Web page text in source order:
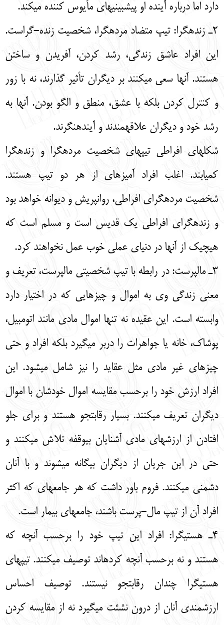
دارد اما درباره آینده او پیشبینیهای مأیوس کننده میکند.
2ـ زندهگرا: تیپ متضاد مردهگرا، شخصیت زنده-گراست.
این افراد عاشق زندگی، رشد کردن، آفریدن و ساختن
هستند. آنها سعی میکنند بر دیگران تأثیر گذارند، نه با زور
و کنترل کردن بلکه با عشق، منطق و الگو بودن. آنها به
رشد خود و دیگران علاقهمندند و آیندهنگرند.
شکلهای افراطی تیپهای شخصیت مردهگرا و زندهگرا
کمیابند. اغلب افراد آمیزهای از هر دو تیپ هستند.
شخصیت مردهگرای افراطی، روانپریش و دیوانه خواهد بود
و زندهگرای افراطی یک قدیس است و مسلم است که
هیچیک از آنها در دنیای عملی خوب عمل نخواهند کرد.
3ـ مالپرست: در رابطه با تیپ شخصیتی مالپرست، تعریف و
معنی زندگی وی به اموال و چیزهایی که در اختیار دارد
وابسته است. این عقیده نه تنها اموال مادی مانند اتومبیل،
پوشاک، خانه یا جواهرات را دربر میگیرد بلکه افراد و حتی
چیزهای غیر مادی مثل عقاید را نیز شامل میشود. این
افراد ارزش خود را برحسب مقایسه اموال خودشان با اموال
دیگران تعریف میکنند. بسیار رقابتجو هستند و برای جلو
افتادن از ارزشهای مادی آشنایان بیوقفه تلاش میکنند و
حتی در این جریان از دیگران بیگانه میشوند و با آنان
دشمنی میکنند. فروم باور داشت که هر جامعهای که اکثر
افراد آن از تیپ مال-پرست باشند، جامعهای بیمار است.
4ـ هستیگرا: افراد این تیپ خود را برحسب آنچه که
هستند و نه برحسب آنچه کردهاند توصیف میکنند. تیپهای
هستیگرا چندان رقابتجو نیستند. توصیف احساس
ارزشمندی آنان از درون نشئت میگیرد نه از مقایسه کردن